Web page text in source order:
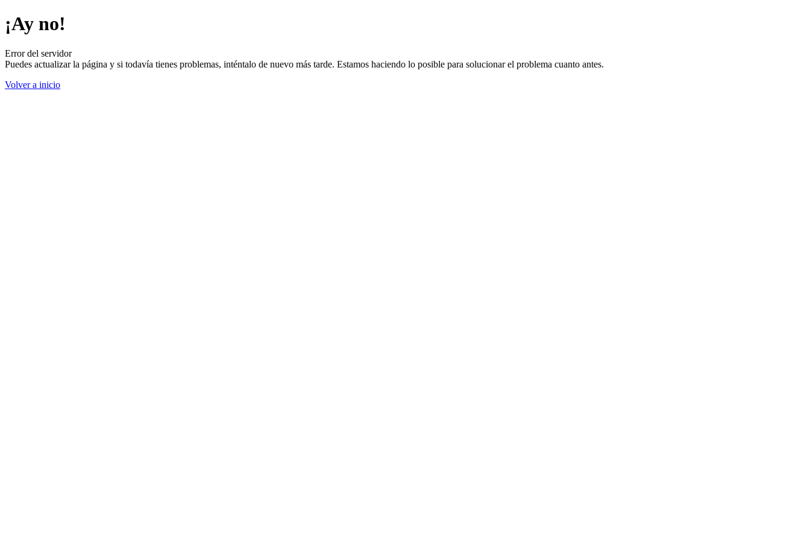
¡Ay no!
Error del servidor
Puedes actualizar la página y si todavía tienes problemas, inténtalo de nuevo más tarde. Estamos haciendo lo posible para solucionar el problema cuanto antes.
Volver a inicio